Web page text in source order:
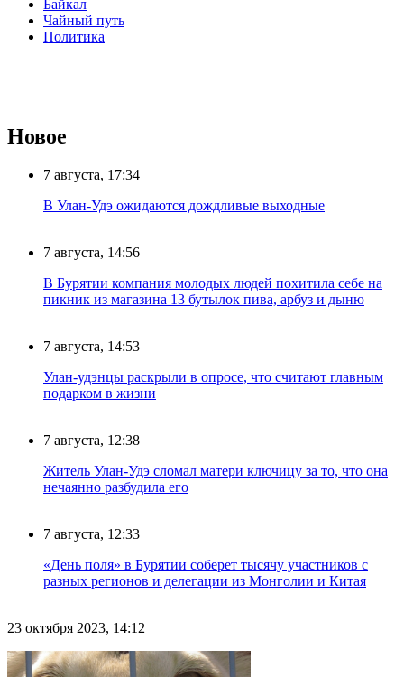
Байкал
Чайный путь
Политика
Новое
7 августа, 17:34
В Улан-Удэ ожидаются дождливые выходные
7 августа, 14:56
В Бурятии компания молодых людей похитила себе на
пикник из магазина 13 бутылок пива, арбуз и дыню
7 августа, 14:53
Улан-удэнцы раскрыли в опросе, что считают главным
подарком в жизни
7 августа, 12:38
Житель Улан-Удэ сломал матери ключицу за то, что она
нечаянно разбудила его
7 августа, 12:33
«День поля» в Бурятии соберет тысячу участников с
разных регионов и делегации из Монголии и Китая
23 октября 2023, 14:12